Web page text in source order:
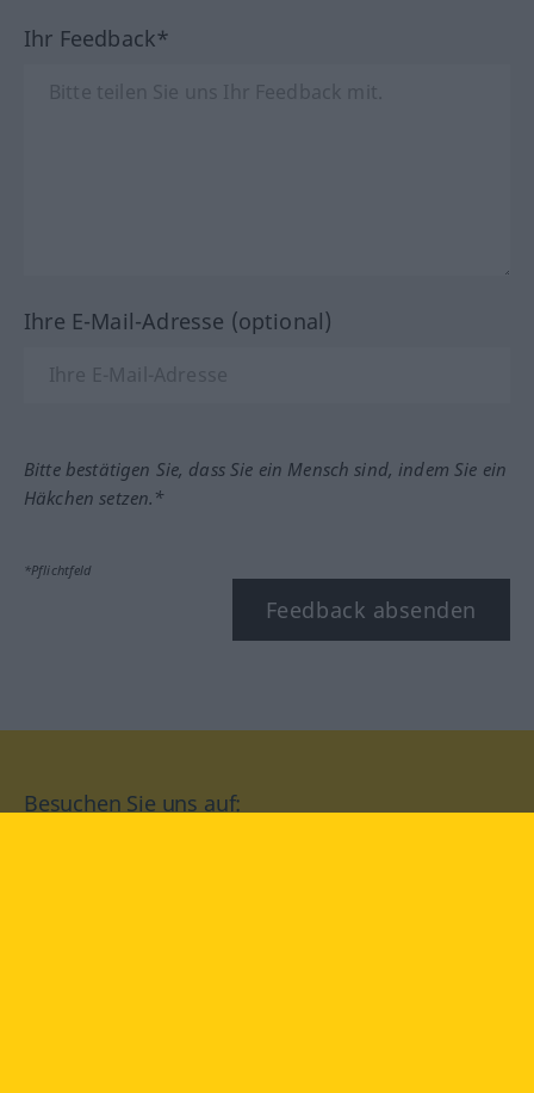
Ihr Feedback*
Ihre E-Mail-Adresse (optional)
Bitte bestätigen Sie, dass Sie ein Mensch sind, indem Sie ein
Häkchen setzen.*
*Pflichtfeld
Feedback absenden
Besuchen Sie uns auf: